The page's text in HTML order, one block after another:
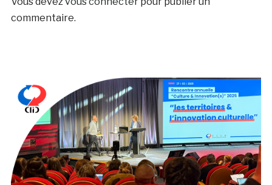
commentaire.